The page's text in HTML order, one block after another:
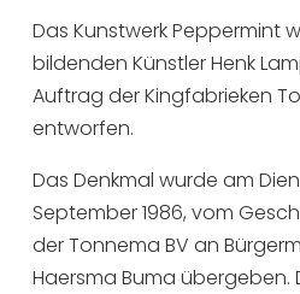
VVV Sneek
Drahtloses Internet
Sehenswürdigkeiten
Das Kunstwerk Peppermint
bildenden Künstler Henk
Auftrag der Kingfabrieken
entworfen.
Das Denkmal wurde am
September 1986, vom
der Tonnema BV an
Haersma Buma übergeben.